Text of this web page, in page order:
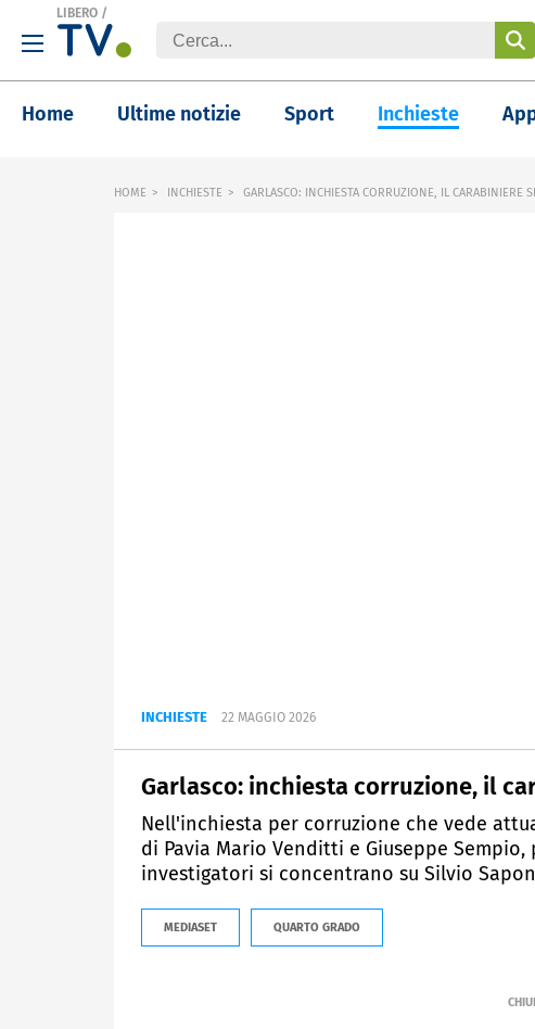
LIBERO /
Home Ultime notizie Sport Inchieste
HOME INCHIESTE GARLASCO: INCHIESTA CORRUZIONE, IL CARABINIERE
INCHIESTE 22 MAGGIO 2026
Garlasco: inchiesta corruzione, il
Nell'inchiesta per corruzione che vede
di Pavia Mario Venditti e Giuseppe
investigatori si concentrano su Silvio
MEDIASET QUARTO GRADO